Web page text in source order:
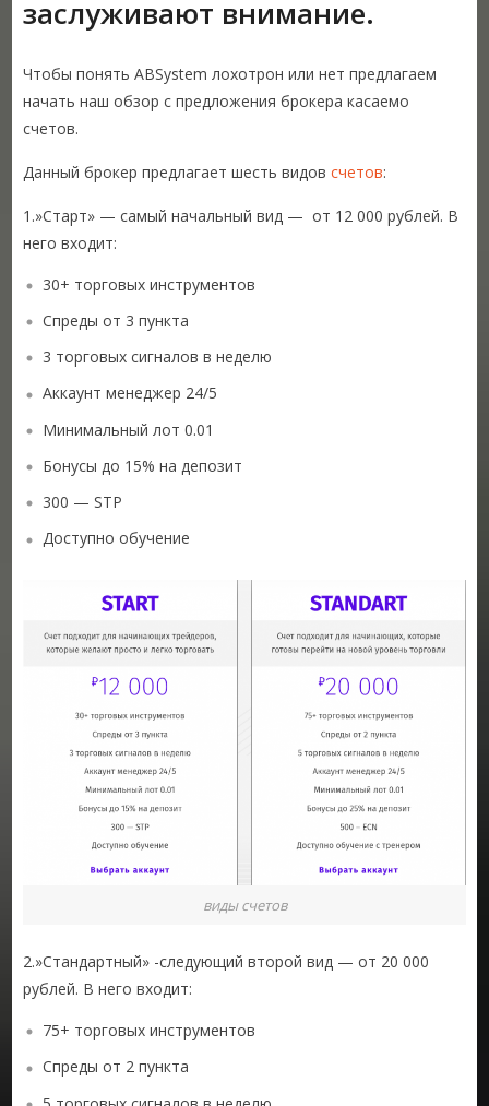
заслуживают внимание.
Чтобы понять ABSystem лохотрон или нет предлагаем
начать наш обзор с предложения брокера касаемо
счетов.
Данный брокер предлагает шесть видовсчетов:
1.»Старт» — самый начальный вид — от 12 000 рублей. В
него входит:
30+ торговых инструментов
Спреды от 3 пункта
3 торговых сигналов в неделю
Аккаунт менеджер 24/5
Минимальный лот 0.01
Бонусы до 15% на депозит
300 — STP
Доступно обучение
виды счетов
2.»Стандартный» -следующий второй вид — от 20 000
рублей. В него входит:
75+ торговых инструментов
Спреды от 2 пункта